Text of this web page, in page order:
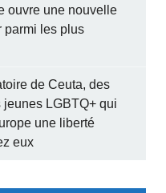
ouvre une nouvelle
parmi les plus
de Ceuta, des
LGBTQ+ qui
une liberté
eux